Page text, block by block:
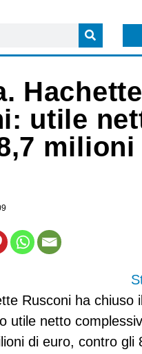
Hachette
utile
milioni
Rusconi ha chiuso
utile netto
di euro, contro gli